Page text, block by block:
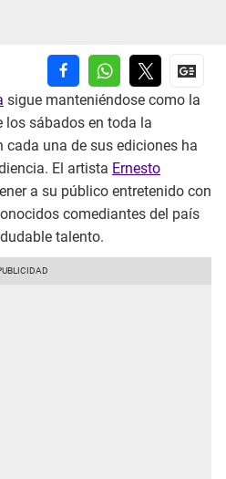
sigue manteniéndose como la
los sábados en toda la
cada una de sus ediciones ha
El artista Ernesto
a su público entretenido con
comediantes del país
talento.